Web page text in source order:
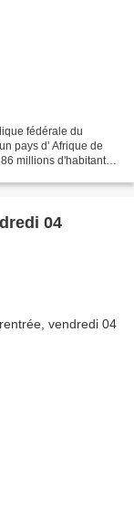
fédérale du
pays d' Afrique de
millions d'habitants
04